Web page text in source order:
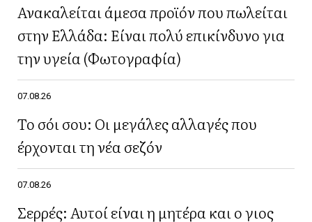
Ανακαλείται άμεσα προϊόν που πωλείται
στην Ελλάδα: Είναι πολύ επικίνδυνο για
την υγεία (Φωτογραφία)
07.08.26
Το σόι σου: Οι μεγάλες αλλαγές που
έρχονται τη νέα σεζόν
07.08.26
Σερρές: Αυτοί είναι η μητέρα και ο γιος